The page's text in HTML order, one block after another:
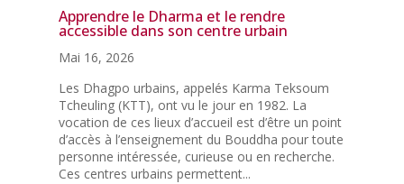
Apprendre le Dharma et le rendre
accessible dans son centre urbain
Mai 16, 2026
Les Dhagpo urbains, appelés Karma Teksoum
Tcheuling (KTT), ont vu le jour en 1982. La
vocation de ces lieux d’accueil est d’être un point
d’accès à l’enseignement du Bouddha pour toute
personne intéressée, curieuse ou en recherche.
Ces centres urbains permettent...